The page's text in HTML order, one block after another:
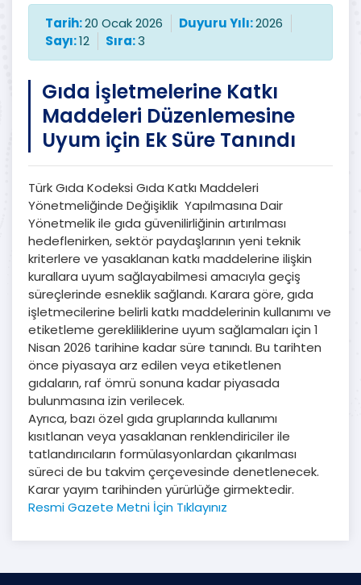
Tarih:20 Ocak 2026 Duyuru Yılı:2026
Sayı:12 Sıra:3
Gıda İşletmelerine Katkı
Maddeleri Düzenlemesine
Uyum için Ek Süre Tanındı
Türk Gıda Kodeksi Gıda Katkı Maddeleri
Yönetmeliğinde Değişiklik Yapılmasına Dair
Yönetmelik ile gıda güvenilirliğinin artırılması
hedeflenirken, sektör paydaşlarının yeni teknik
kriterlere ve yasaklanan katkı maddelerine ilişkin
kurallara uyum sağlayabilmesi amacıyla geçiş
süreçlerinde esneklik sağlandı. Karara göre, gıda
işletmecilerine belirli katkı maddelerinin kullanımı ve
etiketleme gerekliliklerine uyum sağlamaları için 1
Nisan 2026 tarihine kadar süre tanındı. Bu tarihten
önce piyasaya arz edilen veya etiketlenen
gıdaların, raf ömrü sonuna kadar piyasada
bulunmasına izin verilecek.
Ayrıca, bazı özel gıda gruplarında kullanımı
kısıtlanan veya yasaklanan renklendiriciler ile
tatlandırıcıların formülasyonlardan çıkarılması
süreci de bu takvim çerçevesinde denetlenecek.
Karar yayım tarihinden yürürlüğe girmektedir.
Resmi Gazete Metni İçin Tıklayınız